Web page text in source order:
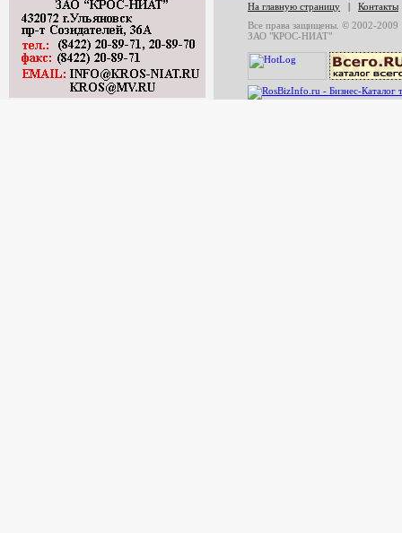
На главную страницу | Контакты
Все права защищены. © 2002-2009
ЗАО "КРОС-НИАТ"